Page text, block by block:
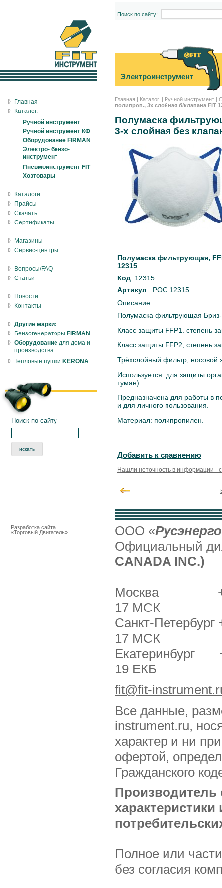
Поиск по сайту:
Электроинструмент
Главная | Каталог. | Ручной инструмент |
полипроп., 3х слойная б/клапана FIT
Полумаска
3-х слойная без
Полумаска фильтрующая,
12315
Код: 12315
Артикул: РОС 12315
Описание
Полумаска фильтрующая
Класс защиты FFP1, степень
Класс защиты FFP2, степень
Трёхслойный фильтр, носовой
Используется для защиты
туман).
Предназначена для работы в
и для личного пользования.
Материал: полипропилен.
Добавить к сравнению
Нашли неточность в информации -
Главная
Каталог.
Ручной инструмент
Ручной инструмент КФ
Оборудование FIRMAN
Электро- бензо-
инструмент
Пневмоинструмент FIT
Хозтовары
Каталоги
Прайсы
Скачать
Сертификаты
Магазины
Сервис-центры
Вопросы/FAQ
Статьи
Новости
Контакты
Другие марки:
Бензогенераторы FIRMAN
Оборудование для дома и
производства
Тепловые пушки KERONA
Поиск по сайту
Разработка сайта
«Торговый Двигатель»
ООО «
Официальный
CANADA INC.)
Москва +7
17 МСК
Санкт-
17 МСК
Екатеринбург
19 ЕКБ
fit@fit-
Все данные,
instrument.ru,
характер и ни
офертой,
Гражданского
Производитель
Полное или
без согласия